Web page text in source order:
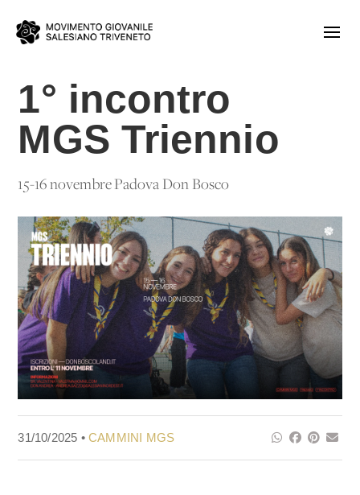
1° incontro
MGS Triennio
15-16 novembre Padova Don Bosco
31/10/2025 •CAMMINI MGS